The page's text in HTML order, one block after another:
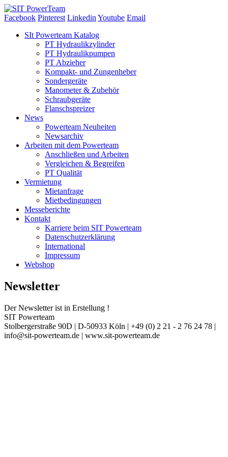
Facebook Pinterest Linkedin Youtube Email
Skip
SIt Powerteam Katalog
PT Hydraulikzylinder
PT Hydraulikpumpen
PT Abzieher
Kompakt- und Zungenheber
Sondergeräte
Manometer & Zubehör
Schraubgeräte
Flanschspreizer
News
Powerteam Neuheiten
Newsarchiv
Arbeiten mit dem Powerteam
Anschließen und Arbeiten
Vergleichen & Begreifen
PT Qualität
Vermietung
Mietanfrage
Mietbedingungen
Messeberichte
Kontakt
Karriere beim SIT Powerteam
Datenschutzerklärung
International
Impressum
Webshop
Newsletter
Der Newsletter ist in Erstellung !
SIT Powerteam
Stolbergerstraße 90D | D-50933 Köln | +49 (0) 2 21 - 2 76 24 78 |
info@sit-powerteam.de | www.sit-powerteam.de